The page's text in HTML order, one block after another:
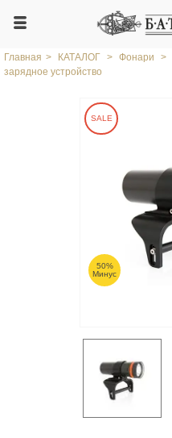
Главная > КАТАЛОГ > Фонари >
зарядное устройство
SALE
50%
Минус